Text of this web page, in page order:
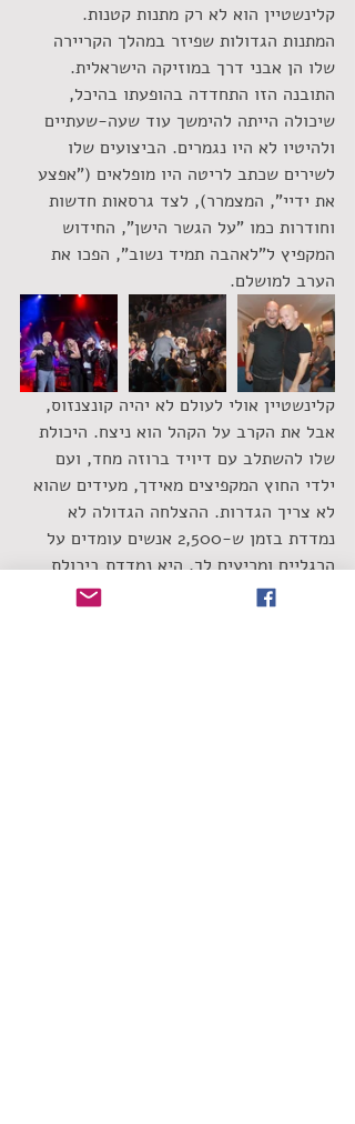
קלינשטיין הוא לא רק מתנות קטנות.
המתנות הגדולות שפיזר במהלך הקריירה
שלו הן אבני דרך במוזיקה הישראלית.
התובנה הזו התחדדה בהופעתו בהיכל,
שיכולה הייתה להימשך עוד שעה-שעתיים
ולהיטיו לא היו נגמרים. הביצועים שלו
לשירים שכתב לריטה היו מופלאים ("אפצע
את ידיי", המצמרר), לצד גרסאות חדשות
וחודרות כמו "על הגשר הישן", החידוש
המקפיץ ל"לאהבה תמיד נשוב", הפכו את
הערב למושלם.
קלינשטיין אולי לעולם לא יהיה קונצנזוס,
אבל את הקרב על הקהל הוא ניצח. היכולת
שלו להשתלב עם דיויד ברוזה מחד, ועם
ילדי החוץ המקפיצים מאידך, מעידים שהוא
לא צריך הגדרות. ההצלחה הגדולה לא
נמדדת בזמן ש-2,500 אנשים עומדים על
הרגליים ומריעים לך. היא נמדדת ביכולת
שלך לקום מהקרשים, לבנות לעצמך דרך